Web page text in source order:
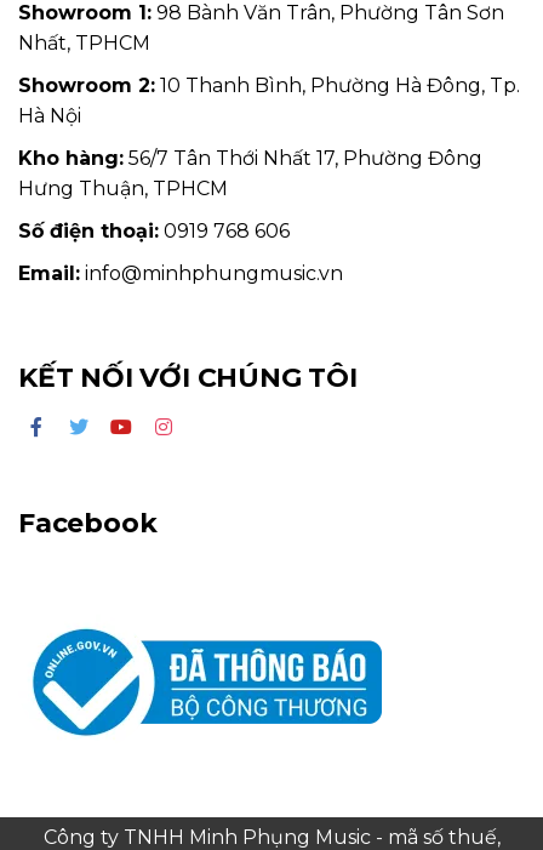
Showroom 1: 98 Bành Văn Trân, Phường Tân Sơn
Nhất, TPHCM
Showroom 2: 10 Thanh Bình, Phường Hà Đông, Tp.
Hà Nội
Kho hàng: 56/7 Tân Thới Nhất 17, Phường Đông
Hưng Thuận, TPHCM
Số điện thoại: 0919 768 606
Email: info@minhphungmusic.vn
KẾT NỐI VỚI CHÚNG TÔI
Facebook
Công ty TNHH Minh Phụng Music - mã số thuế,